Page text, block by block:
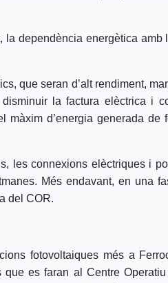
dependència energètica amb
que seran d’alt rendiment,
la factura elèctrica i
d’energia generada de
les connexions elèctriques i
Més endavant, en una
del COR.
fotovoltaiques més a
es faran al Centre